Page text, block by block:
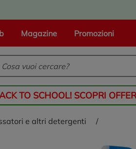
Magazine Promozioni
TO SCHOOL! SCOPRI
e altri detergenti /